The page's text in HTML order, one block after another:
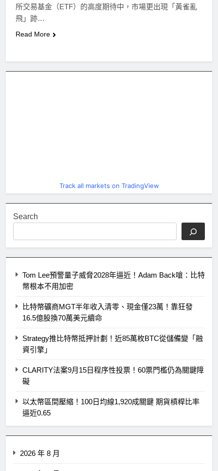
Track all markets on TradingView
Search
Tom Lee預警量子威脅2028年逼近！Adam Back嗆：比特
幣根本不用加密
比特幣礦商MGT半年收入清零、現金僅23萬！靠狂發
16.5億股換70萬美元續命
Strategy推比特幣抵押計劃！近85萬枚BTC從儲備變「融
資引擎」
CLARITY法案9月15日程序性投票！60票門檻仍為關鍵障
礙
以太幣區間壓縮！100日均線1,920成關鍵 期貨槓桿比率
逼近0.65
2026 年 8 月
所交易基金（ETF）的高度期待中，市場更出現「黃雀亂
飛」跡…
Read More